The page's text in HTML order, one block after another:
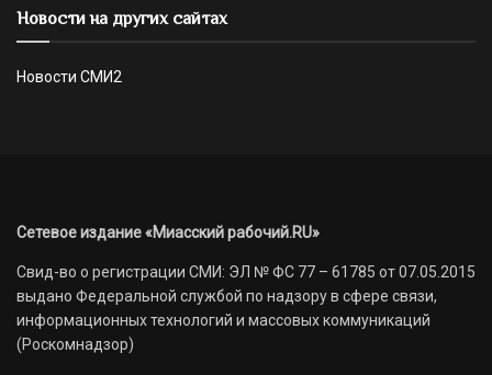
Новости на других сайтах
Новости СМИ2
Сетевое издание «Миасский рабочий.RU»
Свид-во о регистрации СМИ: ЭЛ № ФС 77 – 61785 от 07.05.2015
выдано Федеральной службой по надзору в сфере связи,
информационных технологий и массовых коммуникаций
(Роскомнадзор)